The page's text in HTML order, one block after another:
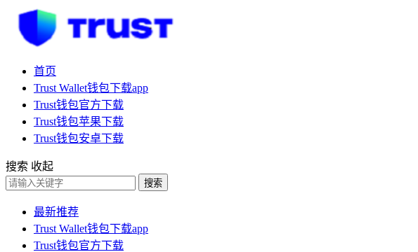
首页
Trust Wallet钱包下载app
Trust钱包官方下载
Trust钱包苹果下载
Trust钱包安卓下载
搜索 收起
搜索
最新推荐
Trust Wallet钱包下载app
Trust钱包官方下载